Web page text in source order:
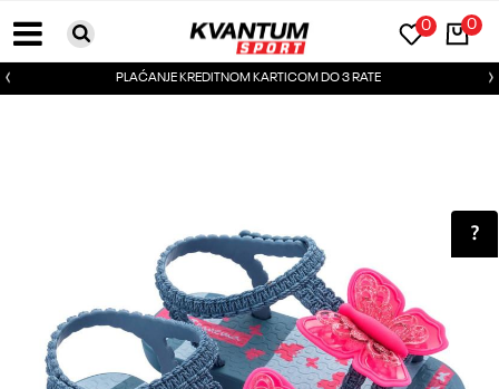
0
0
PLAĆANJE KREDITNOM KARTICOM DO 3 RATE